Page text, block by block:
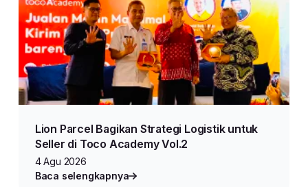
Lion Parcel Bagikan Strategi Logistik untuk
Seller di Toco Academy Vol.2
4 Agu 2026
Baca selengkapnya